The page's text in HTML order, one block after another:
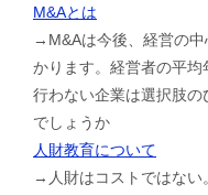
M&Aとは
→M&Aは今後、経営の
かります。経営者の平
行わない企業は選択肢
でしょうか
人財教育について
→人財はコストではない